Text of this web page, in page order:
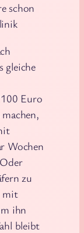
schon
gleiche
Euro
Wochen
zu
mit
ihn
bleibt